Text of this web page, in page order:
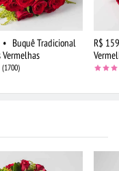
• Buquê Tradicional
Vermelhas
(1700)
R$